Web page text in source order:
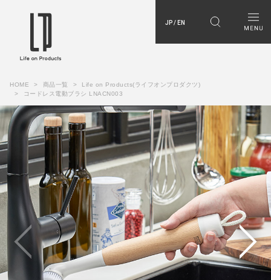
JP / EN
HOME 商品一覧
Life on Products(ライフオンプロダクツ)
コードレス電動ブラシ LNACN003